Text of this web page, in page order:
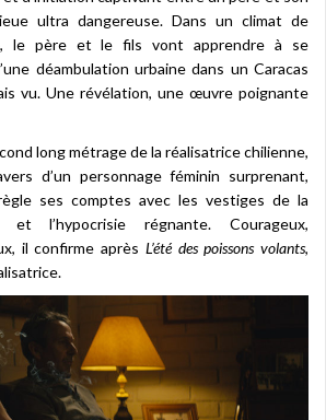
ultra dangereuse. Dans un climat de
le père et le fils vont apprendre à se
déambulation urbaine dans un Caracas
vu. Une révélation, une œuvre poignante
long métrage de la réalisatrice chilienne,
d’un personnage féminin surprenant,
ses comptes avec les vestiges de la
l’hypocrisie régnante. Courageux,
il confirme après L’été des poissons volants,